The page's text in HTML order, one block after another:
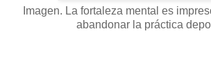
Imagen. La fortaleza mental es
abandonar la práctica